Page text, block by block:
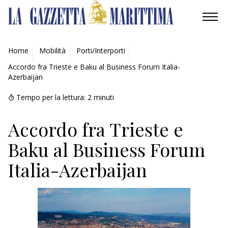
AMBIENTE
MOBILITÀ
INDUSTRIA
ECONOMIA
TURISMO
CULTURA
NAUTICA
Home Mobilità
Porti/Interporti
Accordo fra Trieste e Baku al Business Forum Italia-
Azerbaijan
Tempo per la lettura: 2 minuti
Accordo fra Trieste e
Baku al Business Forum
Italia-Azerbaijan